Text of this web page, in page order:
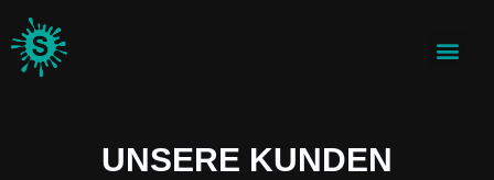
UNSERE KUNDEN